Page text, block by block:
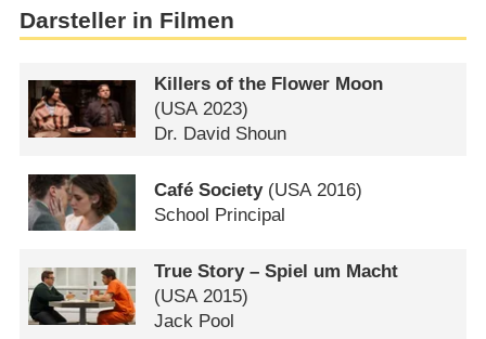
Darsteller in Filmen
Killers of the Flower Moon
(USA2023)
Dr. David Shoun
Café Society(USA2016)
School Principal
True Story – Spiel um Macht
(USA2015)
Jack Pool